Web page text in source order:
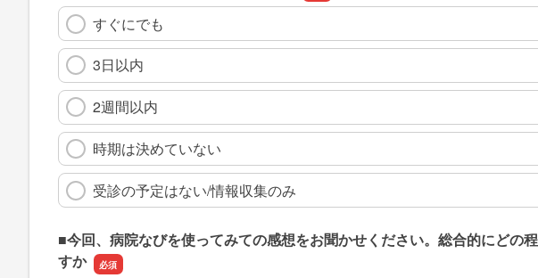
すぐにでも
3日以内
2週間以内
時期は決めていない
受診の予定はない/情報収集のみ
■今回、病院なびを使ってみての感想をお聞かせください。総合的にどの
すか